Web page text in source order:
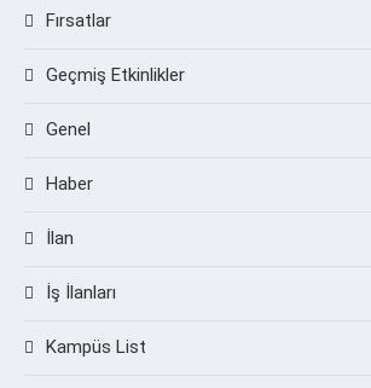
Fırsatlar
Geçmiş Etkinlikler
Genel
Haber
İlan
İş İlanları
Kampüs List